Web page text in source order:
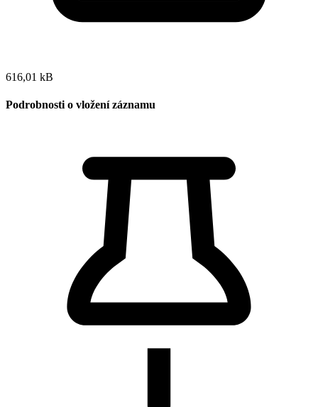
616,01 kB
Podrobnosti o vložení záznamu